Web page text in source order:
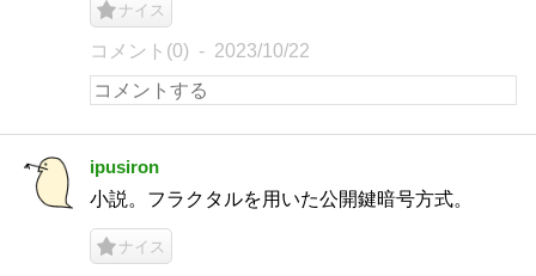
ナイス
コメント(0) 2023/10/22
ipusiron
小説。フラクタルを用いた公開鍵暗号方式。
ナイス